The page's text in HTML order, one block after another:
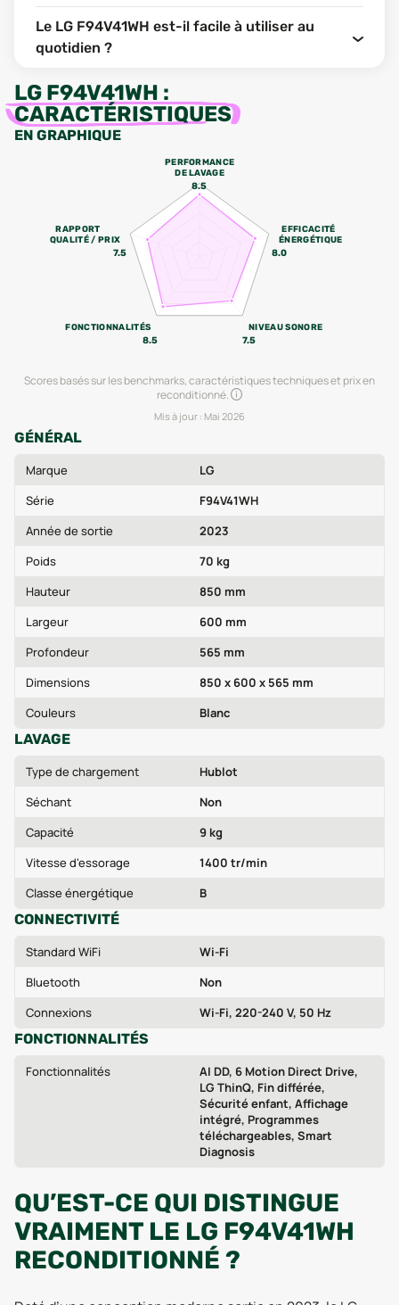
Le LG F94V41WH est-il facile à utiliser au
quotidien ?
LG F94V41WH :
CARACTÉRISTIQUES
EN GRAPHIQUE
PERFORMANCE
DE LAVAGE
8.5
EFFICACITÉ
ÉNERGÉTIQUE
8.0
NIVEAU SONORE
7.5
FONCTIONNALITÉS
8.5
RAPPORT
QUALITÉ / PRIX
7.5
Scores basés sur les benchmarks, caractéristiques techniques et prix en
reconditionné.
Mis à jour : Mai 2026
GÉNÉRAL
Marque
LG
Série
F94V41WH
Année de sortie
2023
Poids
70 kg
Hauteur
850 mm
Largeur
600 mm
Profondeur
565 mm
Dimensions
850 x 600 x 565 mm
Couleurs
Blanc
LAVAGE
Type de chargement
Hublot
Séchant
Non
Capacité
9 kg
Vitesse d'essorage
1400 tr/min
Classe énergétique
B
CONNECTIVITÉ
Standard WiFi
Wi‑Fi
Bluetooth
Non
Connexions
Wi‑Fi, 220-240 V, 50 Hz
FONCTIONNALITÉS
Fonctionnalités
AI DD, 6 Motion Direct Drive,
LG ThinQ, Fin différée,
Sécurité enfant, Affichage
intégré, Programmes
téléchargeables, Smart
Diagnosis
QU’EST-CE QUI DISTINGUE
VRAIMENT LE LG F94V41WH
RECONDITIONNÉ ?